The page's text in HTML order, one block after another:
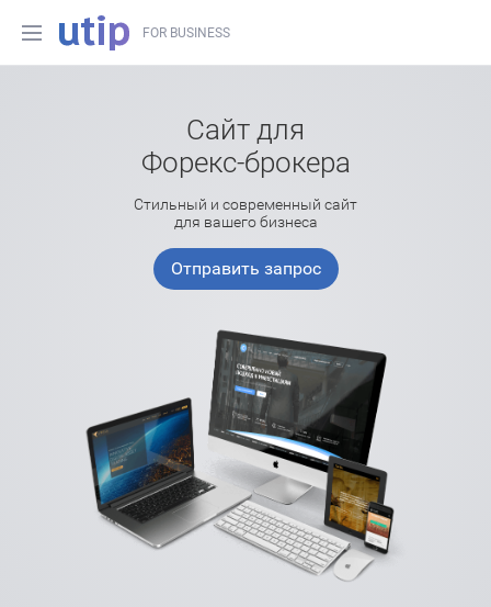
FOR BUSINESS
Сайт для
Форекс-брокера
Стильный и современный сайт
для вашего бизнеса
Отправить запрос